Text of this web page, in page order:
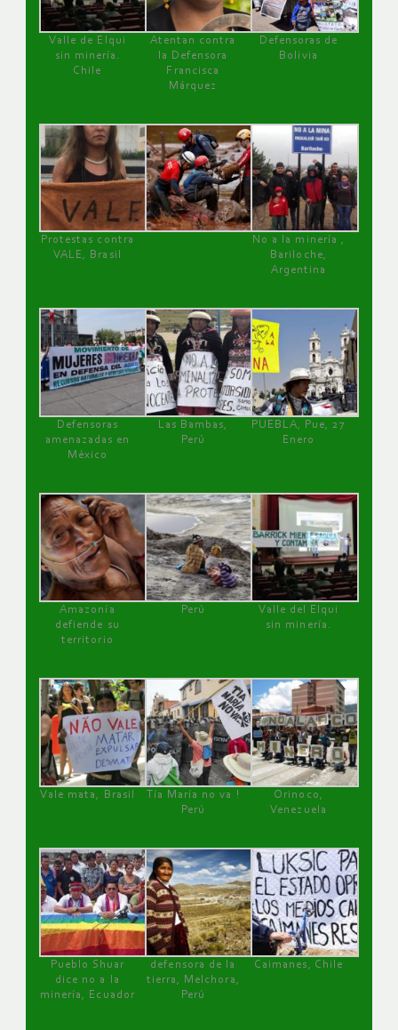
Valle de Elqui
sin minería.
Chile
Atentan contra
la Defensora
Francisca
Márquez
Defensoras de
Bolivia
Protestas contra
VALE, Brasil
No a la minería ,
Bariloche,
Argentina
Defensoras
amenazadas en
México
Las Bambas,
Perú
PUEBLA, Pue, 27
Enero
Amazonía
defiende su
territorio
Perú
Valle del Elqui
sin minería.
Vale mata, Brasil
Tía María no va !
Perú
Orinoco,
Venezuela
Pueblo Shuar
dice no a la
minería, Ecuador
defensora de la
tierra, Melchora,
Perú
Caimanes, Chile